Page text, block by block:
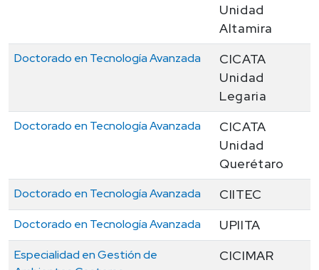
Unidad
Altamira
Doctorado en Tecnología Avanzada
CICATA
Unidad
Legaria
Doctorado en Tecnología Avanzada
CICATA
Unidad
Querétaro
Doctorado en Tecnología Avanzada CIITEC
Doctorado en Tecnología Avanzada UPIITA
Especialidad en Gestión de
CICIMAR